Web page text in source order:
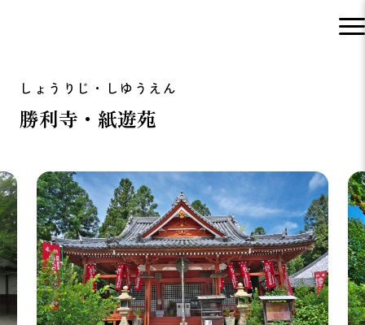
勝利寺・紙遊苑